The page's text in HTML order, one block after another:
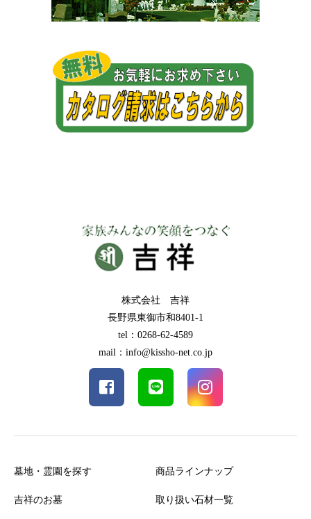
株式会社 吉祥
長野県東御市和8401-1
tel：0268-62-4589
mail：info@kissho-net.co.jp
墓地・霊園を探す
吉祥のお墓
商品ラインナップ
取り扱い石材一覧